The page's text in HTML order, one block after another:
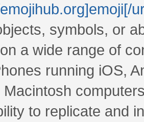
symbols, or
a wide range of
running iOS,
to replicate and